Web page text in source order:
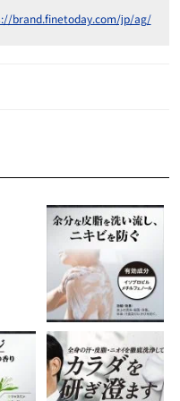
brand.finetoday.com/jp/ag/